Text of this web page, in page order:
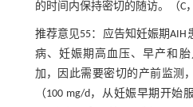
的时间内保持密切的随访。（C
推荐意见55：应告知妊娠期
病、妊娠期高血压、早产和
加，因此需要密切的产前监测
（100 mg/d，从妊娠早期开始